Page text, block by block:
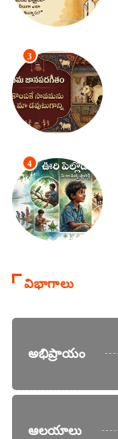
3
4
విభాగాలు
అభిప్రాయం
ఆలయాలు